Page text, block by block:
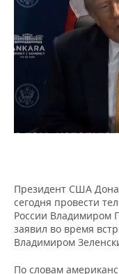
НЕФТЕХИМИЯ
НЕФТЬ
ЭНЕРГЕТИКА
РОЗНИЧНАЯ
ТРАНСПОРТ
УСЛУГИ
НОВОСТИ
IT
МЕДИА
МЕРОПРИЯТИЯ
НОВОСТИ
ВЫЕЗДНАЯ
ОТКРЫТАЯ
НОВОСТИ СПОРТА
БАСКЕТБОЛ
ВОЛЕЙБОЛ
ОБЩЕСТВО
НОВОСТИ
ИСТОРИЯ
ФОТОГАЛЕРЕЯ
СПРАВОЧНИК
СПИСОК ПЕРСОН
ПОЛНАЯ ВЕРСИЯ
Президент США
сегодня провести
России Владимиром
заявил во время
Владимиром
По словам